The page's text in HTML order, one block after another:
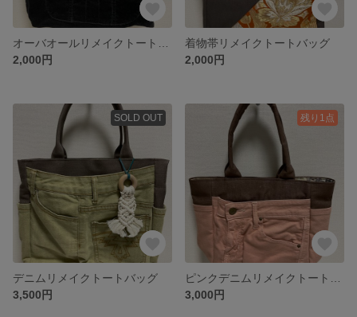
2,000円
着物帯リメイクトートバッグ
2,000円
SOLD OUT
デニムリメイクトートバッグ
3,500円
残り1点
3,000円